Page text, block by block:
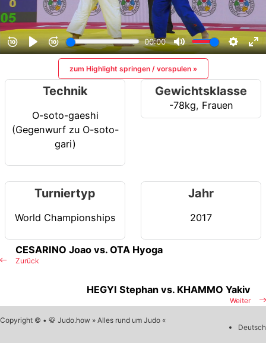
zum Highlight springen / vorspulen »
Technik
O-soto-gaeshi
(Gegenwurf zu O-soto-
gari)
Gewichtsklasse
-78kg, Frauen
Turniertyp
World Championships
Jahr
2017
Zurück
CESARINO Joao vs. OTA Hyoga
Weiter
HEGYI Stephan vs. KHAMMO Yakiv
Copyright © • 🥋 Judo.how » Alles rund um Judo «
Deutsch